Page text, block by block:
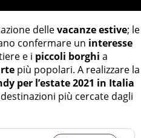
dellevacanze estive; le
confermare un interesse
e i piccoli borghi a
più popolari. A realizzare la
per l’estate 2021 in Italia
più cercate dagli